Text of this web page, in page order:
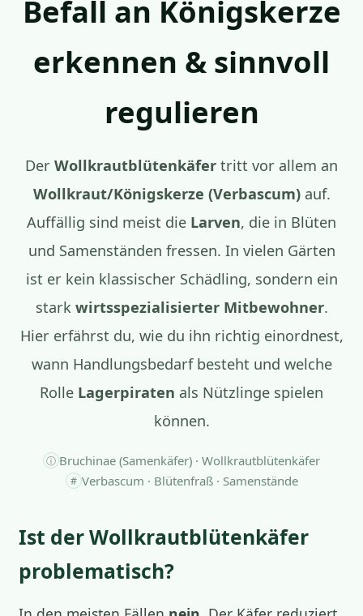
Befall an Königskerze
erkennen & sinnvoll
regulieren
Der Wollkrautblütenkäfer tritt vor allem an
Wollkraut/Königskerze (Verbascum)auf.
Auffällig sind meist die Larven, die in Blüten
und Samenständen fressen. In vielen Gärten
ist er kein klassischer Schädling, sondern ein
stark wirtsspezialisierter Mitbewohner.
Hier erfährst du, wie du ihn richtig einordnest,
wann Handlungsbedarf besteht und welche
Rolle Lagerpiraten als Nützlinge spielen
können.
ⓘ Bruchinae (Samenkäfer) · Wollkrautblütenkäfer
# Verbascum · Blütenfraß · Samenstände
Ist der Wollkrautblütenkäfer
problematisch?